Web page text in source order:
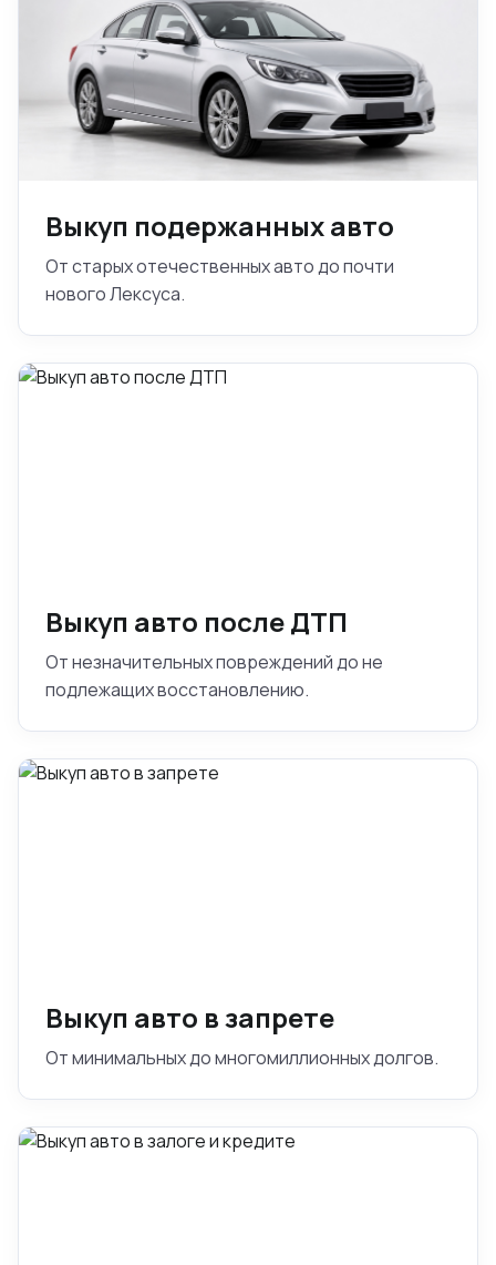
Выкуп подержанных авто
От старых отечественных авто до почти
нового Лексуса.
Выкуп авто после ДТП
От незначительных повреждений до не
подлежащих восстановлению.
Выкуп авто в запрете
От минимальных до многомиллионных долгов.